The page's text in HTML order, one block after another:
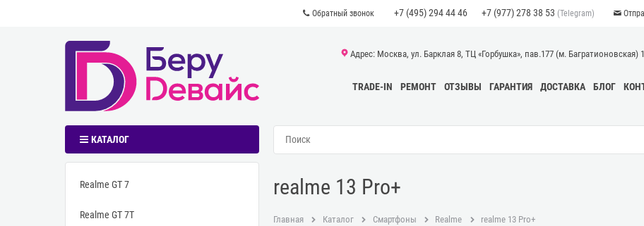
Обратный звонок +7 (495) 294 44 46 +7 (977) 278 38 53 (Telegram)
Адрес: Москва, ул. Барклая 8, ТЦ «Горбушка», пав.177 (м. Багратионовская)
TRADE-IN РЕМОНТ ОТЗЫВЫ ГАРАНТИЯ ДОСТАВКА БЛОГ
КАТАЛОГ
Realme GT 7
Realme GT 7T
realme 13 Pro+
Главная Каталог Смартфоны Realme realme 13 Pro+